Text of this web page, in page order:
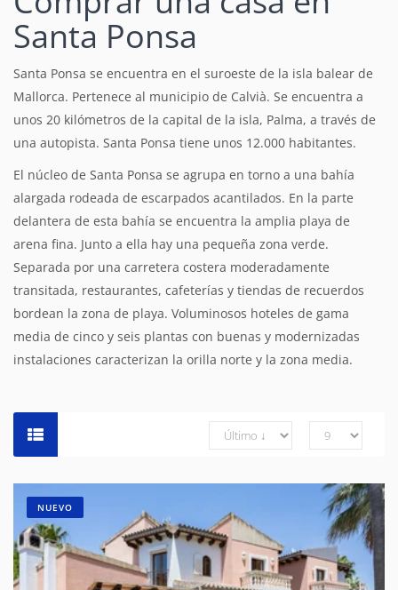
Santa Ponsa
Santa Ponsa se encuentra en el suroeste de la isla balear de
Mallorca. Pertenece al municipio de Calvià. Se encuentra a
unos 20 kilómetros de la capital de la isla, Palma, a través de
una autopista. Santa Ponsa tiene unos 12.000 habitantes.
El núcleo de Santa Ponsa se agrupa en torno a una bahía
alargada rodeada de escarpados acantilados. En la parte
delantera de esta bahía se encuentra la amplia playa de
arena fina. Junto a ella hay una pequeña zona verde.
Separada por una carretera costera moderadamente
transitada, restaurantes, cafeterías y tiendas de recuerdos
bordean la zona de playa. Voluminosos hoteles de gama
media de cinco y seis plantas con buenas y modernizadas
instalaciones caracterizan la orilla norte y la zona media.
NUEVO